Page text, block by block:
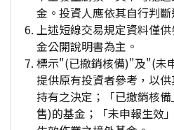
金。投資人應依其自行判斷
上述短線交易規定資料僅
金公開說明書為主。
標示"(已撤銷核備)"及"(未
提供原有投資者參考，以
持有之決定；「已撤銷核
售)的基金；「未申報生效